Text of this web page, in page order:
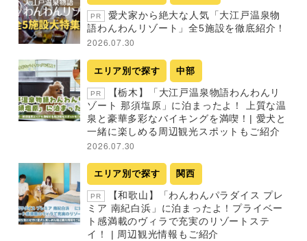
PR
愛犬家から絶大な人気「大江戸温泉物
語わんわんリゾート」全5施設を徹底紹介！
2026.07.30
エリア別で探す 中部
PR
【栃木】「大江戸温泉物語わんわんリ
ゾート 那須塩原」に泊まったよ！ 上質な温
泉と豪華多彩なバイキングを満喫！| 愛犬と
一緒に楽しめる周辺観光スポットもご紹介
2026.07.30
エリア別で探す 関西
PR
【和歌山】「わんわんパラダイス プレ
ミア 南紀白浜」に泊まったよ！プライベー
ト感満載のヴィラで充実のリゾートステ
イ！ | 周辺観光情報もご紹介